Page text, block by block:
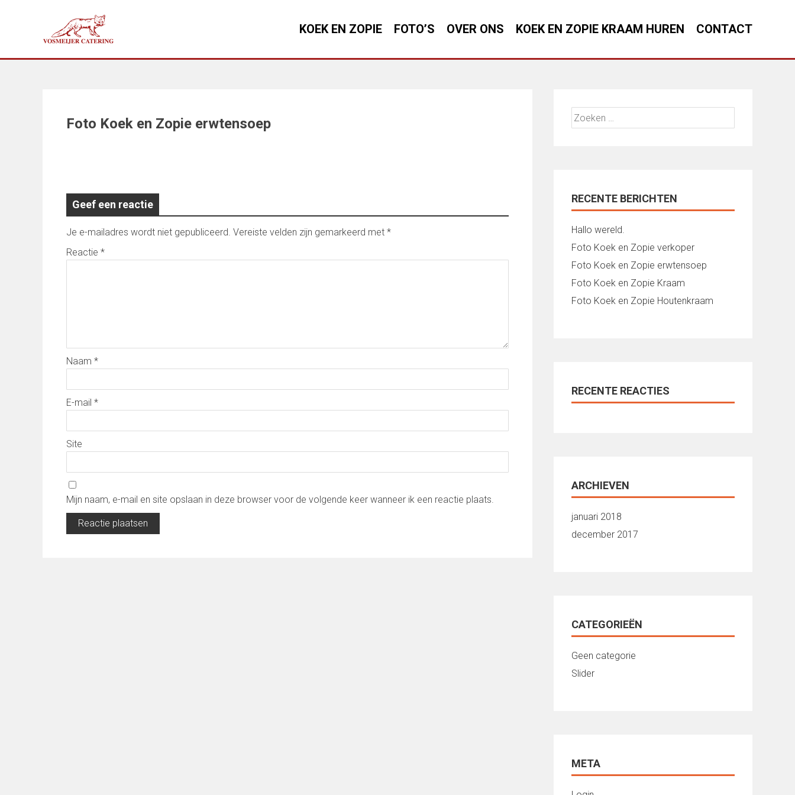
KOEK EN ZOPIE FOTO’S OVER ONS KOEK EN ZOPIE KRAAM HUREN CONTACT
Foto Koek en Zopie erwtensoep
Geef een reactie
Je e-mailadres wordt niet gepubliceerd. Vereiste velden zijn gemarkeerd met *
Reactie *
Naam *
E-mail *
Site
Mijn naam, e-mail en site opslaan in deze browser voor de volgende keer wanneer ik een reactie plaats.
Zoeken
naar:
RECENTE BERICHTEN
Hallo wereld.
Foto Koek en Zopie verkoper
Foto Koek en Zopie erwtensoep
Foto Koek en Zopie Kraam
Foto Koek en Zopie Houtenkraam
RECENTE REACTIES
ARCHIEVEN
januari 2018
december 2017
CATEGORIEËN
Geen categorie
Slider
META